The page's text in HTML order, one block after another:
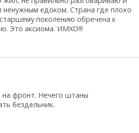
ненужным едоком. Страна где плохо
поколению обречена к
Это аксиома. ИМХО!!!
на фронт. Нечего штаны
бездельник.